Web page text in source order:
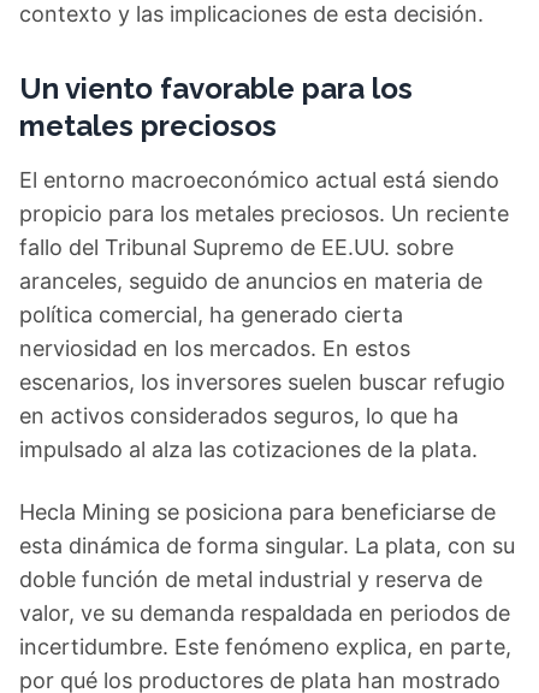
contexto y las implicaciones de esta decisión.
Un viento favorable para los
metales preciosos
El entorno macroeconómico actual está siendo
propicio para los metales preciosos. Un reciente
fallo del Tribunal Supremo de EE.UU. sobre
aranceles, seguido de anuncios en materia de
política comercial, ha generado cierta
nerviosidad en los mercados. En estos
escenarios, los inversores suelen buscar refugio
en activos considerados seguros, lo que ha
impulsado al alza las cotizaciones de la plata.
Hecla Mining se posiciona para beneficiarse de
esta dinámica de forma singular. La plata, con su
doble función de metal industrial y reserva de
valor, ve su demanda respaldada en periodos de
incertidumbre. Este fenómeno explica, en parte,
por qué los productores de plata han mostrado